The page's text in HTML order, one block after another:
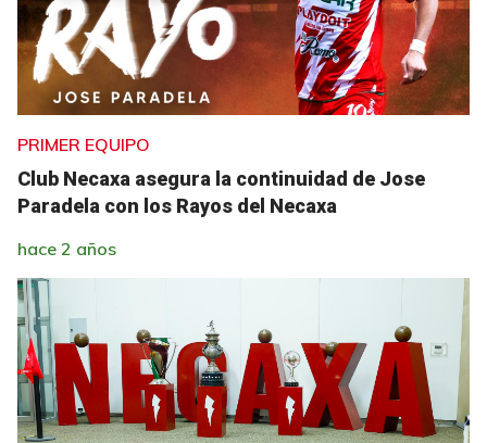
PRIMER EQUIPO
Club Necaxa asegura la continuidad de Jose
Paradela con los Rayos del Necaxa
hace 2 años